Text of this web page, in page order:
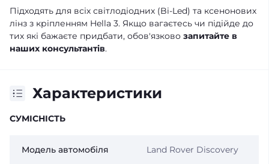
Підходять для всіх світлодіодних (Bi-Led) та ксенонових
лінз з кріпленням Hella 3. Якщо вагаєтесь чи підійде до
тих які бажаєте придбати, обов'язково запитайте в
наших консультантів.
Характеристики
СУМІСНІСТЬ
Модель автомобіля Land Rover Discovery